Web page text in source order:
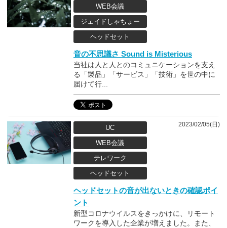
WEB会議
ジェイドしゃちょー
ヘッドセット
音の不思議さ Sound is Misterious
当社は人と人とのコミュニケーションを支え
る「製品」「サービス」「技術」を世の中に
届けて行...
2023/02/05(日)
UC
WEB会議
テレワーク
ヘッドセット
ヘッドセットの音が出ないときの確認ポイ
ント
新型コロナウイルスをきっかけに、リモート
ワークを導入した企業が増えました。また、